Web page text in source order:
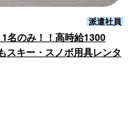
派遣社員
名のみ！！高時給1300
スキー・スノボ用具レンタ